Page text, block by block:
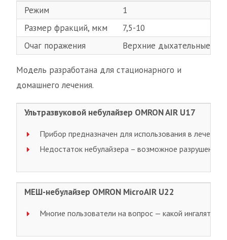
Режим
1
Размер фракций, мкм
7,5-10
Очаг поражения
Верхние дыхательные
Модель разработана для стационарного и
домашнего лечения.
Ультразвуковой небулайзер OMRON AIR U17
Прибор предназначен для использования в
Недостаток небулайзера – возможное разрушение
МЕШ-небулайзер OMRON MicroAIR U22
Многие пользователи на вопрос — какой